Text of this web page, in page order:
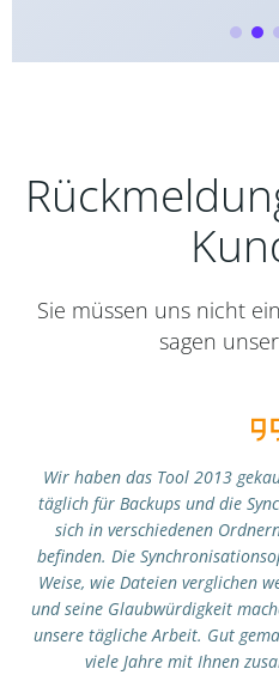
Sie müssen uns nicht
sagen
Wir haben das Tool 2013
täglich für Backups und die
sich in verschiedenen
befinden. Die
Weise, wie Dateien verglichen
und seine Glaubwürdigkeit
unsere tägliche Arbeit. Gut
viele Jahre mit Ihnen